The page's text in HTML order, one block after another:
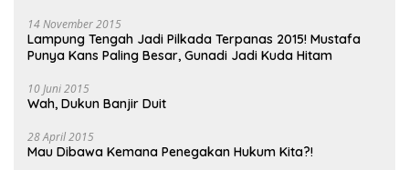
14 November 2015
Lampung Tengah Jadi Pilkada Terpanas 2015! Mustafa
Punya Kans Paling Besar, Gunadi Jadi Kuda Hitam
10 Juni 2015
Wah, Dukun Banjir Duit
28 April 2015
Mau Dibawa Kemana Penegakan Hukum Kita?!